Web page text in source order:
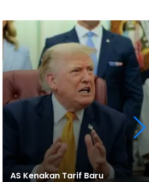
AS Kenakan Tarif Baru